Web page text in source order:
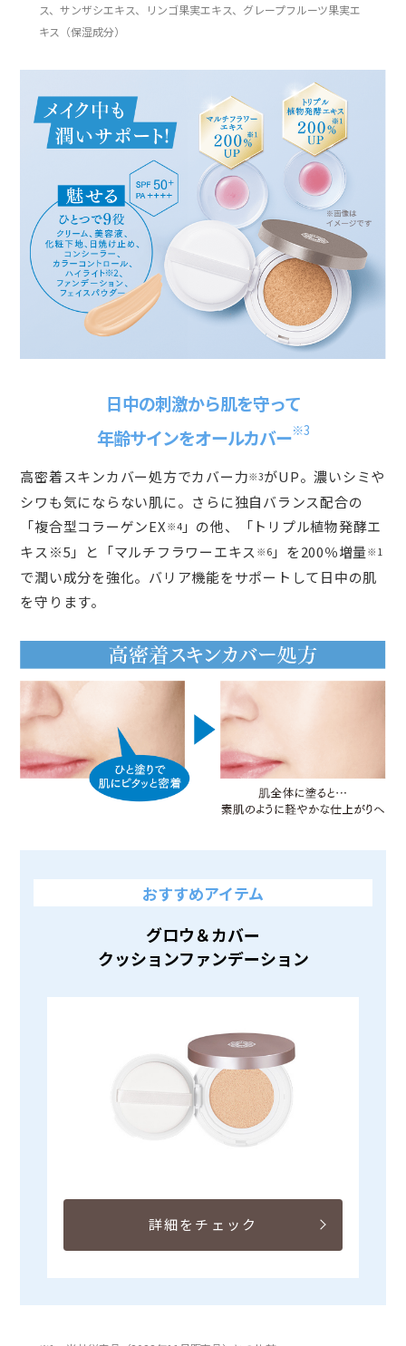
ス、サンザシエキス、リンゴ果実エキス、グレープフルーツ果実エ
キス（保湿成分）
日中の刺激から肌を守って
年齢サインをオールカバー※3
高密着スキンカバー処方でカバー力※3がUP。濃いシミや
シワも気にならない肌に。さらに独自バランス配合の
「複合型コラーゲンEX ※4」の他、「トリプル植物発酵エ
キス※5」と「マルチフラワーエキス ※6 」を200％増量※1
で潤い成分を強化。バリア機能をサポートして日中の肌
を守ります。
おすすめアイテム
グロウ＆カバー
クッションファンデーション
詳細をチェック